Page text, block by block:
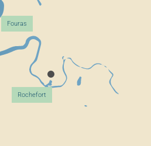
Rochefort
Fouras